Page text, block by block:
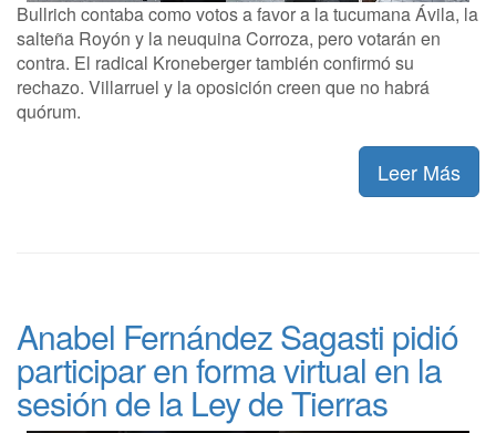
Bullrich contaba como votos a favor a la tucumana Ávila, la
salteña Royón y la neuquina Corroza, pero votarán en
contra. El radical Kroneberger también confirmó su
rechazo. Villarruel y la oposición creen que no habrá
quórum.
Leer Más
Anabel Fernández Sagasti pidió
participar en forma virtual en la
sesión de la Ley de Tierras